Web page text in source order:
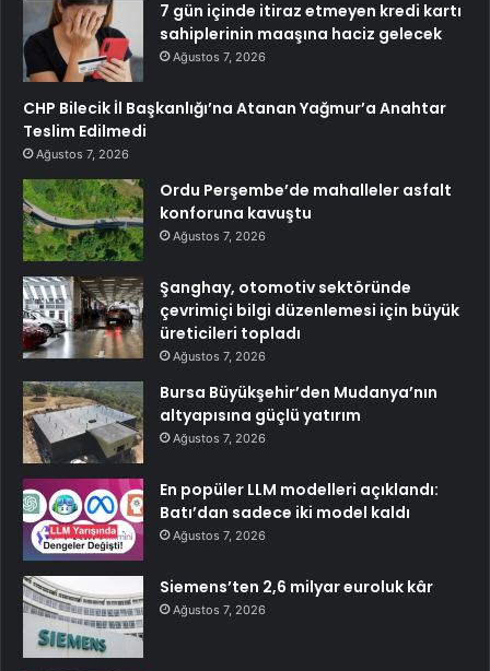
7 gün içinde itiraz etmeyen kredi kartı
sahiplerinin maaşına haciz gelecek
Ağustos 7, 2026
CHP Bilecik İl Başkanlığı’na Atanan Yağmur’a Anahtar
Teslim Edilmedi
Ağustos 7, 2026
Ordu Perşembe’de mahalleler asfalt
konforuna kavuştu
Ağustos 7, 2026
Şanghay, otomotiv sektöründe
çevrimiçi bilgi düzenlemesi için büyük
üreticileri topladı
Ağustos 7, 2026
Bursa Büyükşehir’den Mudanya’nın
altyapısına güçlü yatırım
Ağustos 7, 2026
En popüler LLM modelleri açıklandı:
Batı’dan sadece iki model kaldı
Ağustos 7, 2026
Siemens’ten 2,6 milyar euroluk kâr
Ağustos 7, 2026